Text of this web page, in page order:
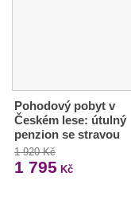
Pohodový pobyt v
Českém lese: útulný
penzion se stravou
1 920 Kč
1 795 Kč